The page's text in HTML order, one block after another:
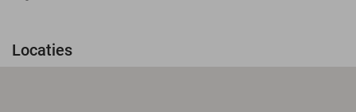
Locaties